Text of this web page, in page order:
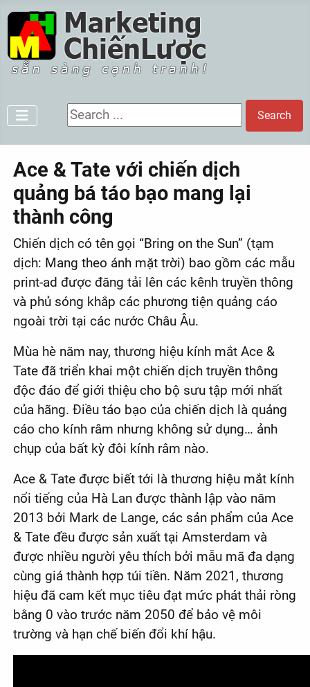
Search ... Search
Ace & Tate với chiến dịch
quảng bá táo bạo mang lại
thành công
Chiến dịch có tên gọi “Bring on the Sun” (tạm
dịch: Mang theo ánh mặt trời) bao gồm các mẫu
print-ad được đăng tải lên các kênh truyền thông
và phủ sóng khắp các phương tiện quảng cáo
ngoài trời tại các nước Châu Âu.
Mùa hè năm nay, thương hiệu kính mắt Ace &
Tate đã triển khai một chiến dịch truyền thông
độc đáo để giới thiệu cho bộ sưu tập mới nhất
của hãng. Điều táo bạo của chiến dịch là quảng
cáo cho kính râm nhưng không sử dụng… ảnh
chụp của bất kỳ đôi kính râm nào.
Ace & Tate được biết tới là thương hiệu mắt kính
nổi tiếng của Hà Lan được thành lập vào năm
2013 bởi Mark de Lange, các sản phẩm của Ace
& Tate đều được sản xuất tại Amsterdam và
được nhiều người yêu thích bởi mẫu mã đa dạng
cùng giá thành hợp túi tiền. Năm 2021, thương
hiệu đã cam kết mục tiêu đạt mức phát thải ròng
bằng 0 vào trước năm 2050 để bảo vệ môi
trường và hạn chế biến đổi khí hậu.